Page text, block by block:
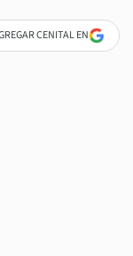
CENITAL EN